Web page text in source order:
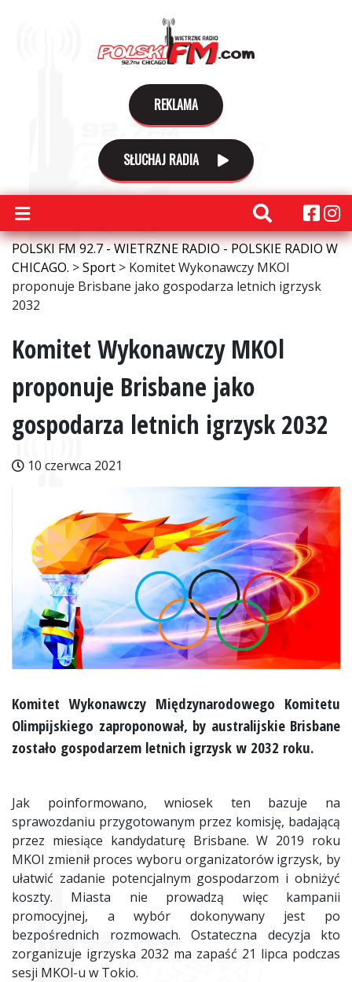
REKLAMA
SŁUCHAJ RADIA
POLSKI FM 92.7 - WIETRZNE RADIO - POLSKIE RADIO W
CHICAGO. >Sport > Komitet Wykonawczy MKOl
proponuje Brisbane jako gospodarza letnich igrzysk
2032
Komitet Wykonawczy MKOl
proponuje Brisbane jako
gospodarza letnich igrzysk 2032
10 czerwca 2021
Komitet Wykonawczy Międzynarodowego Komitetu
Olimpijskiego zaproponował, by australijskie Brisbane
zostało gospodarzem letnich igrzysk w 2032 roku.
Jak poinformowano, wniosek ten bazuje na
sprawozdaniu przygotowanym przez komisję, badającą
przez miesiące kandydaturę Brisbane. W 2019 roku
MKOl zmienił proces wyboru organizatorów igrzysk, by
ułatwić zadanie potencjalnym gospodarzom i obniżyć
koszty. Miasta nie prowadzą więc kampanii
promocyjnej, a wybór dokonywany jest po
bezpośrednich rozmowach. Ostateczna decyzja kto
zorganizuje igrzyska 2032 ma zapaść 21 lipca podczas
sesji MKOl-u w Tokio.